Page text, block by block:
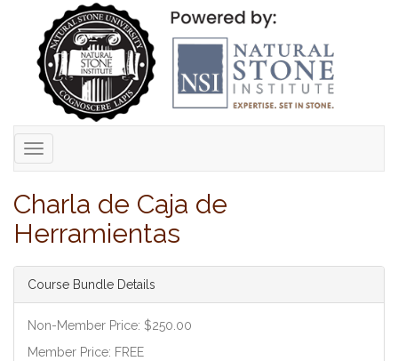
Toggle
navigation
Charla de Caja de
Herramientas
Course Bundle Details
Non-Member Price: $250.00
Member Price: FREE